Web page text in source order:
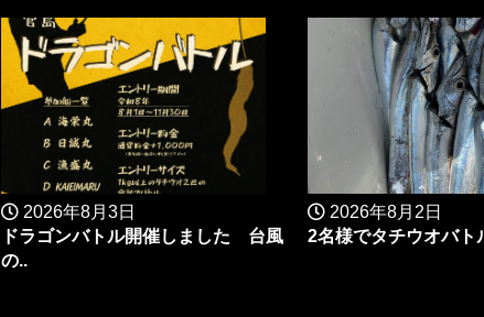
2026年8月3日
ドラゴンバトル開催しました 台風
の..
2026年8月2日
2名様でタチウオバト